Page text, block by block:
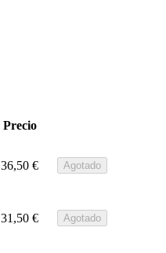
Precio
36,50 € Agotado
31,50 € Agotado